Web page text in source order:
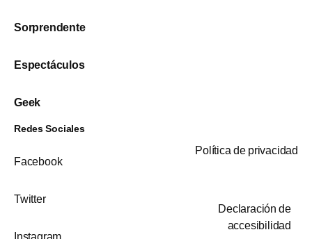
Sorprendente
Espectáculos
Geek
Redes Sociales
Facebook
Twitter
Política de privacidad
Declaración de
accesibilidad